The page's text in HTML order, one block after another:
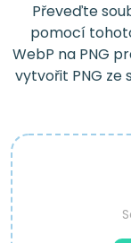
Převeďte
pomocí
WebP na PNG
vytvořit PNG ze